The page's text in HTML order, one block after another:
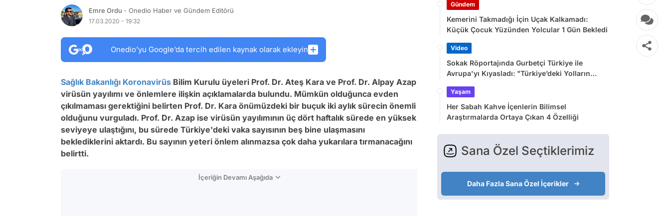
Emre Ordu - Onedio Haber ve Gündem Editörü
17.03.2020 - 19:32
Onedio’yu Google’da tercih edilen kaynak olarak ekleyin
Sağlık Bakanlığı Koronavirüs Bilim Kurulu üyeleri Prof. Dr. Ateş Kara ve Prof. Dr. Alpay Azap
virüsün yayılımı ve önlemlere ilişkin açıklamalarda bulundu. Mümkün olduğunca evden
çıkılmaması gerektiğini belirten Prof. Dr. Kara önümüzdeki bir buçuk iki aylık sürecin önemli
olduğunu vurguladı. Prof. Dr. Azap ise virüsün yayılımının üç dört haftalık sürede en yüksek
seviyeye ulaştığını, bu sürede Türkiye'deki vaka sayısının beş bine ulaşmasını
beklediklerini aktardı. Bu sayının yeteri önlem alınmazsa çok daha yukarılara tırmanacağını
belirtti.
İçeriğin Devamı Aşağıda
Gündem
Kemerini Takmadığı İçin Uçak Kalkamadı:
Küçük Çocuk Yüzünden Yolcular 1 Gün Bekledi
Video
Sokak Röportajında Gurbetçi Türkiye ile
Avrupa'yı Kıyasladı: "Türkiye’deki Yolların
Yaşam
Her Sabah Kahve İçenlerin Bilimsel
Araştırmalarda Ortaya Çıkan 4 Özelliği
Sana Özel Seçtiklerimiz
Daha Fazla Sana Özel İçerikler